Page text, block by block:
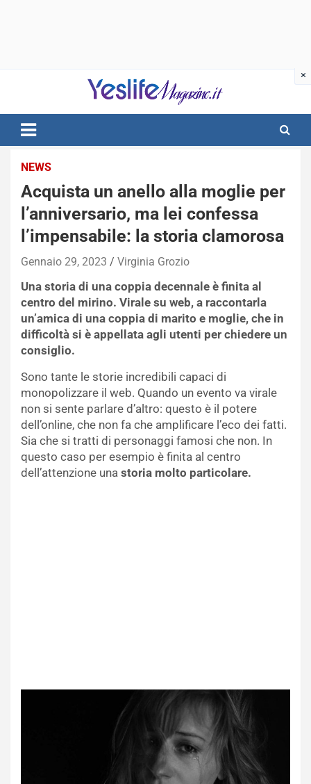
notizie di intrattenimento
NEWS
Acquista un anello alla moglie per
l’anniversario, ma lei confessa
l’impensabile: la storia clamorosa
Gennaio 29, 2023 Virginia Grozio
Una storia di una coppia decennale è finita al
centro del mirino. Virale su web, a raccontarla
un’amica di una coppia di marito e moglie, che in
difficoltà si è appellata agli utenti per chiedere un
consiglio.
Sono tante le storie incredibili capaci di
monopolizzare il web. Quando un evento va virale
non si sente parlare d’altro: questo è il potere
dell’online, che non fa che amplificare l’eco dei fatti.
Sia che si tratti di personaggi famosi che non. In
questo caso per esempio è finita al centro
dell’attenzione una storia molto particolare.